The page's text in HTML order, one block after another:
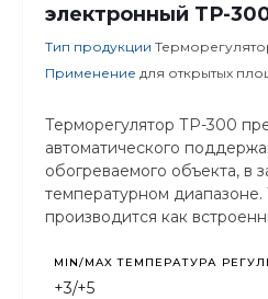
электронный ТР-
Тип продукции
Применение для открытых
Терморегулятор ТР-300
автоматического
обогреваемого объекта, в
температурном
производится как
MIN/MAX ТЕМПЕРАТУРА
+3/+5